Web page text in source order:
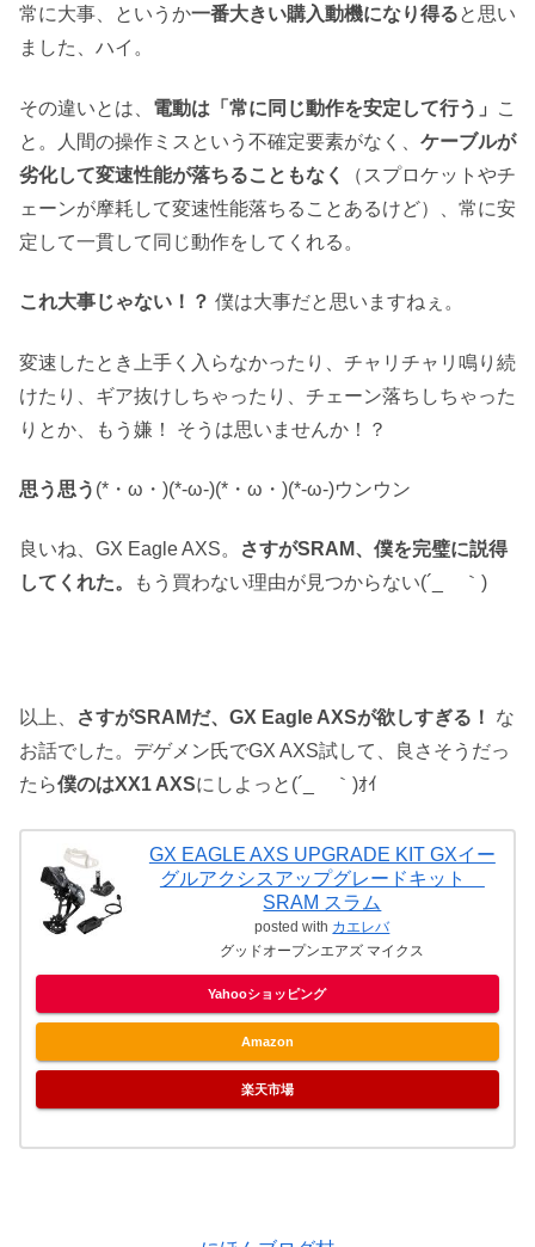
常に大事、というか一番大きい購入動機になり得ると思い
ました、ハイ。
その違いとは、 電動は「常に同じ動作を安定して行う」
こ
と。人間の操作ミスという不確定要素がなく、 ケーブルが
劣化して変速性能が落ちることもなく
（スプロケットやチ
ェーンが摩耗して変速性能落ちることあるけど）、常に安
定して一貫して同じ動作をしてくれる。
これ大事じゃない！？ 僕は大事だと思いますねぇ。
変速したとき上手く入らなかったり、チャリチャリ鳴り続
けたり、ギア抜けしちゃったり、チェーン落ちしちゃった
りとか、もう嫌！ そうは思いませんか！？
思う思う (*・ω・)(*-ω-)(*・ω・)(*-ω-)ウンウン
良いね、GX Eagle AXS。
さすがSRAM、僕を完璧に説得
してくれた。
もう買わない理由が見つからない(´_ゝ｀)
以上、 さすがSRAMだ、GX Eagle AXSが欲しすぎる！
な
お話でした。デゲメン氏でGX AXS試して、良さそうだっ
たら僕のはXX1 AXSにしよっと(´_ゝ｀)ｵｲ
GX EAGLE AXS UPGRADE KIT GXイー
グルアクシスアップグレードキット
SRAM スラム
posted with カエレバ
グッドオープンエアズ マイクス
Yahooショッピング
Amazon
楽天市場